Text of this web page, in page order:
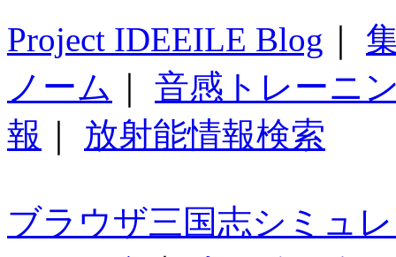
Project IDEEILE Blog
ノーム
音感トレーニ
報
放射能情報検索
ブラウザ三国志シミュ